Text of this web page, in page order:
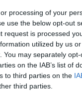
processing of your
use the below opt-out
request is processed
utilized by us
may separately
on the IAB’s list of
to third parties on the
third parties.
képes
politikai,
azokra is